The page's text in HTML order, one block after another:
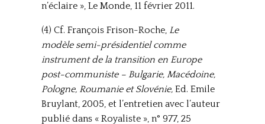
n’éclaire », Le Monde, 11 février 2011.
(4) Cf. François Frison-Roche, Le
modèle semi-présidentiel comme
instrument de la transition en Europe
post-communiste – Bulgarie, Macédoine,
Pologne, Roumanie et Slovénie,Ed. Emile
Bruylant, 2005, et l’entretien avec l’auteur
publié dans « Royaliste », n° 977, 25